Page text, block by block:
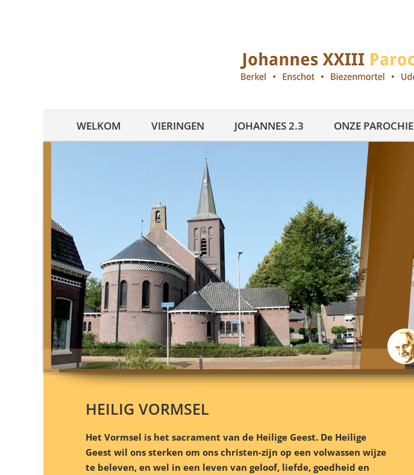
WELKOM VIERINGEN JOHANNES 2.3 ONZE PAROCHIE
HEILIG VORMSEL
Het Vormsel is het sacrament van de Heilige Geest. De Heilige
Geest wil ons sterken om ons christen-zijn op een volwassen wijze
te beleven, en wel in een leven van geloof, liefde, goedheid en